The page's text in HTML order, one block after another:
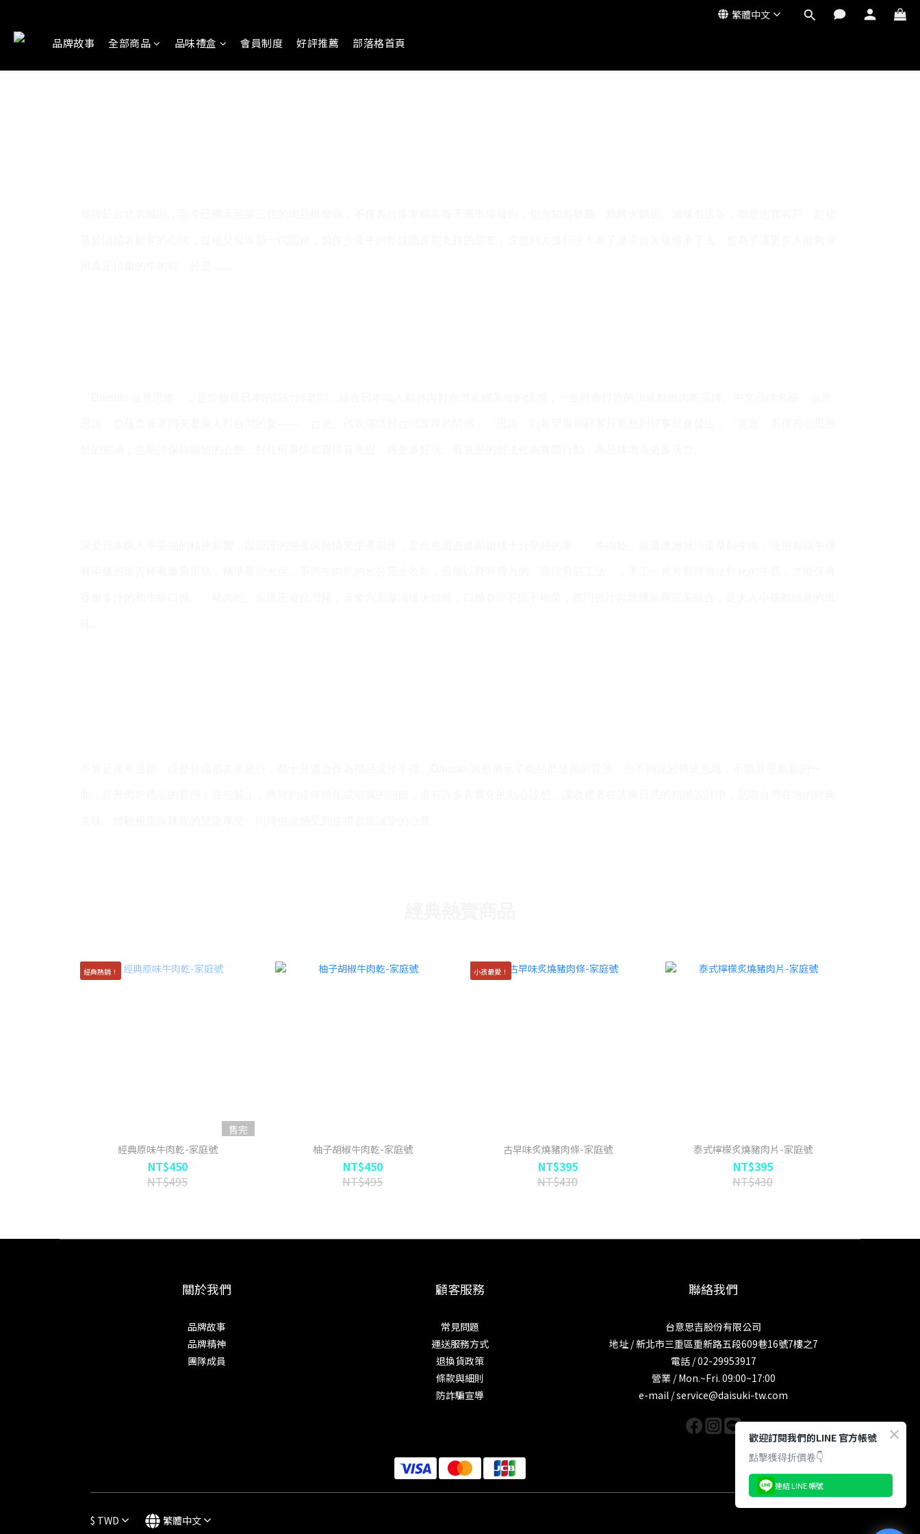
繁體中文
品牌故事 全部商品 品味禮盒 會員制度 好評推薦 部落格首頁
經典熱銷！
售完
經典原味牛肉乾-家庭號
NT$450
NT$495
柚子胡椒牛肉乾-家庭號
NT$450
NT$495
小孩最愛！
古早味炙燒豬肉條-家庭號
NT$395
NT$430
泰式檸檬炙燒豬肉片-家庭號
NT$395
NT$430
關於我們
品牌故事
品牌精神
團隊成員
顧客服務
常見問題
運送服務方式
退換貨政策
條款與細則
防詐騙宣導
聯絡我們
台意思吉股份有限公司
地址 / 新北市三重區重新路五段609巷16號7樓之7
電話 / 02-29953917
營業 / Mon.~Fri. 09:00~17:00
e-mail / service@daisuki-tw.com
$ TWD 繁體中文
歡迎訂閱我們的LINE 官方帳號
點擊獲得折價卷👇
連結 LINE 帳號